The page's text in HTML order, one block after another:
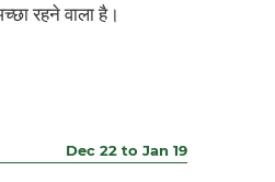
रहने वाला है।
Dec 22 to Jan 19